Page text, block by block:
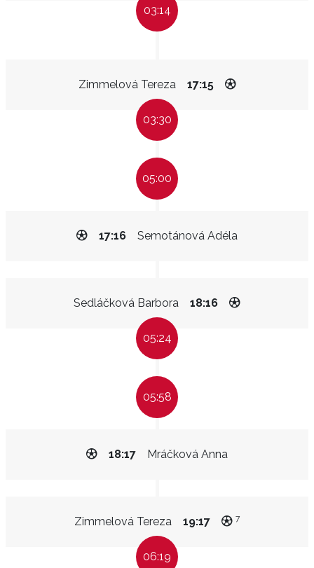
03:14
Zimmelová Tereza 17:15
03:30
05:00
Semotánová Adéla
17:16
Sedláčková Barbora 18:16
05:24
05:58
Mráčková Anna
18:17
Zimmelová Tereza 19:17 7
06:19